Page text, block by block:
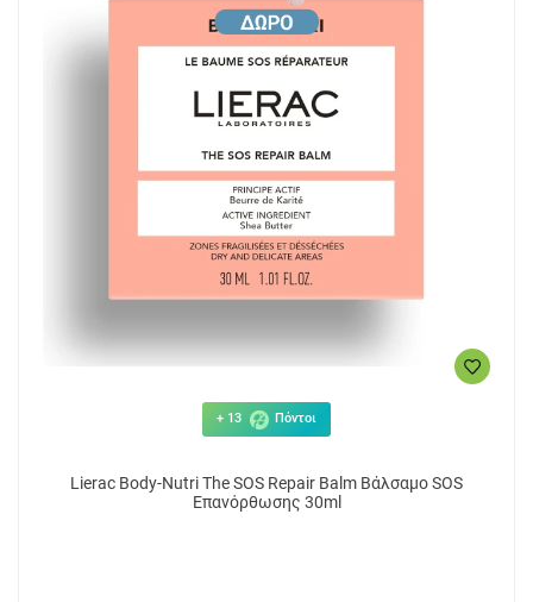
+ 13 Πόντοι
Lierac Body-Nutri The SOS Repair Balm Βάλσαμο SOS
Επανόρθωσης 30ml